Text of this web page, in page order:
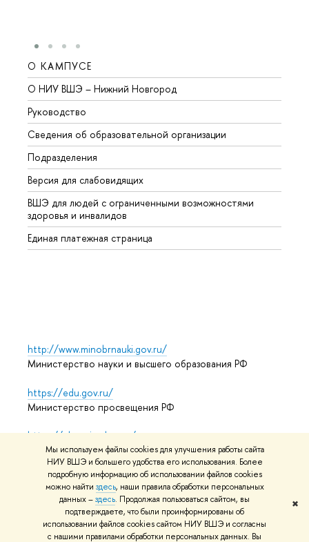
Мы используем файлы cookies для улучшения работы сайта
НИУ ВШЭ и большего удобства его использования. Более
подробную информацию об использовании файлов cookies
можно найти здесь, наши правила обработки персональных
данных –здесь. Продолжая пользоваться сайтом, вы
подтверждаете, что были проинформированы об
использовании файлов cookies сайтом НИУ ВШЭ и согласны
с нашими правилами обработки персональных данных. Вы
✖
О КАМПУСЕ
О НИУ ВШЭ – Нижний Новгород
Руководство
Сведения об образовательной организации
Подразделения
Версия для слабовидящих
ВШЭ для людей с ограниченными возможностями
здоровья и инвалидов
Единая платежная страница
http://www.minobrnauki.gov.ru/
Министерство науки и высшего образования РФ
https://edu.gov.ru/
Министерство просвещения РФ
https://elearning.hse.ru/mooc
Массовые открытые онлайн-курсы
© НИУ ВШЭ 1993–2026 Адреса и контактыУсловия
использования материаловПолитика конфиденциальности
Карта сайта